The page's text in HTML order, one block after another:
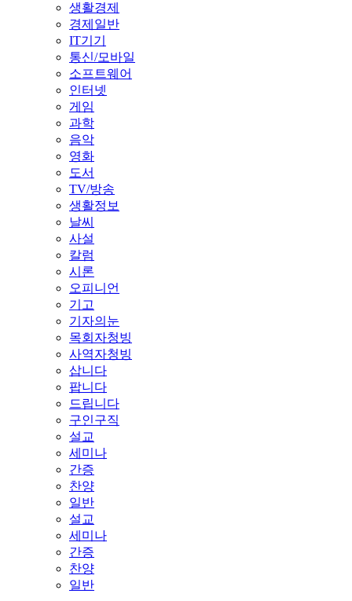
생활경제
경제일반
IT기기
통신/모바일
소프트웨어
인터넷
게임
과학
음악
영화
도서
TV/방송
생활정보
날씨
사설
칼럼
시론
오피니언
기고
기자의눈
목회자청빙
사역자청빙
삽니다
팝니다
드립니다
구인구직
설교
세미나
간증
찬양
일반
설교
세미나
간증
찬양
일반